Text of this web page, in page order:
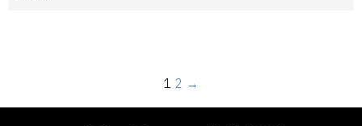
1 2 →